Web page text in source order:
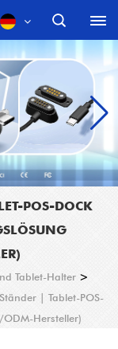
POS-DOCK
Tablet-Halter >
| Tablet-POS-
Hersteller)